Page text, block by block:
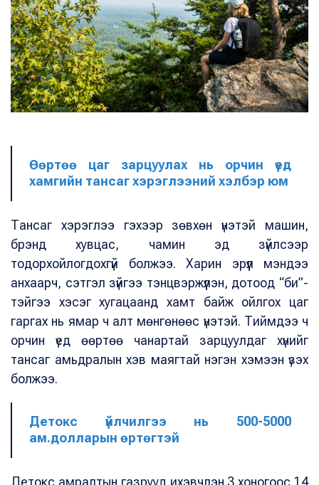
Өөртөө цаг зарцуулах нь орчин үед
хамгийн тансаг хэрэглээний хэлбэр юм
Тансаг хэрэглээ гэхээр зөвхөн үнэтэй машин,
брэнд хувцас, чамин эд зүйлсээр
тодорхойлогдохгүй болжээ. Харин эрүүл мэндээ
анхаарч, сэтгэл зүйгээ тэнцвэржүүлэн, дотоод “би”-
тэйгээ хэсэг хугацаанд хамт байж ойлгох цаг
гаргах нь ямар ч алт мөнгөнөөс үнэтэй. Тиймдээ ч
орчин үед өөртөө чанартай зарцуулдаг хүнийг
тансаг амьдралын хэв маягтай нэгэн хэмээн үзэх
болжээ.
Детокс үйлчилгээ нь 500-5000
ам.долларын өртөгтэй
Детокс амралтын газрууд ихэвчлэн 3 хоногоос 14